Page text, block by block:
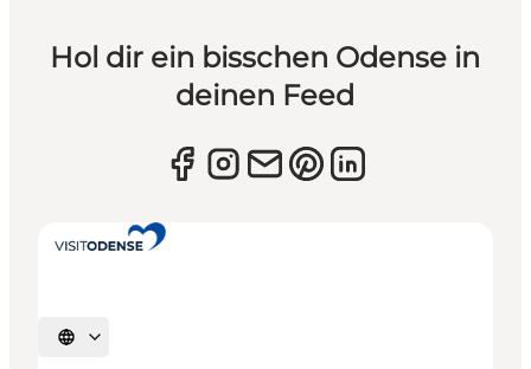
Hol dir ein bisschen Odense in
deinen Feed
Sprache auswählen